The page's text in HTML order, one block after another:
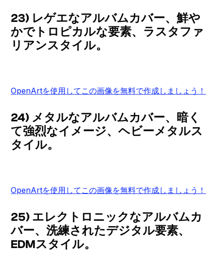
23) レゲエなアルバムカバー、鮮や
かでトロピカルな要素、ラスタファ
リアンスタイル。
OpenArtを使用してこの画像を無料で作成しましょう！
24) メタルなアルバムカバー、暗く
て強烈なイメージ、ヘビーメタルス
タイル。
OpenArtを使用してこの画像を無料で作成しましょう！
25) エレクトロニックなアルバムカ
バー、洗練されたデジタル要素、
EDMスタイル。